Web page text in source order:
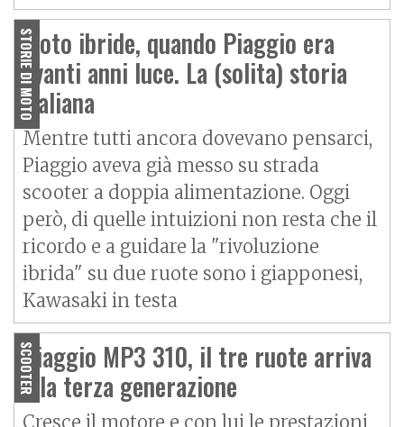
STORIE DI MOTO
Moto ibride, quando Piaggio era
avanti anni luce. La (solita) storia
italiana
Mentre tutti ancora dovevano pensarci,
Piaggio aveva già messo su strada
scooter a doppia alimentazione. Oggi
però, di quelle intuizioni non resta che il
ricordo e a guidare la "rivoluzione
ibrida" su due ruote sono i giapponesi,
Kawasaki in testa
SCOOTER
Piaggio MP3 310, il tre ruote arriva
alla terza generazione
Cresce il motore e con lui le prestazioni